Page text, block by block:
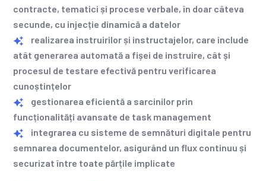
contracte, tematici și procese verbale, în doar câteva
secunde, cu injecție dinamică a datelor
realizarea instruirilor și instructajelor, care include
atât generarea automată a fișei de instruire, cât și
procesul de testare efectivă pentru verificarea
cunoștințelor
gestionarea eficientă a sarcinilor prin
funcționalități avansate de task management
integrarea cu sisteme de semnături digitale pentru
semnarea documentelor, asigurând un flux continuu și
securizat între toate părțile implicate